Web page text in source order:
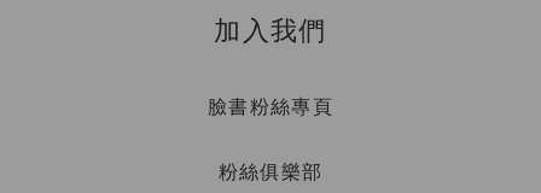
加入我們
臉書粉絲專頁
粉絲俱樂部